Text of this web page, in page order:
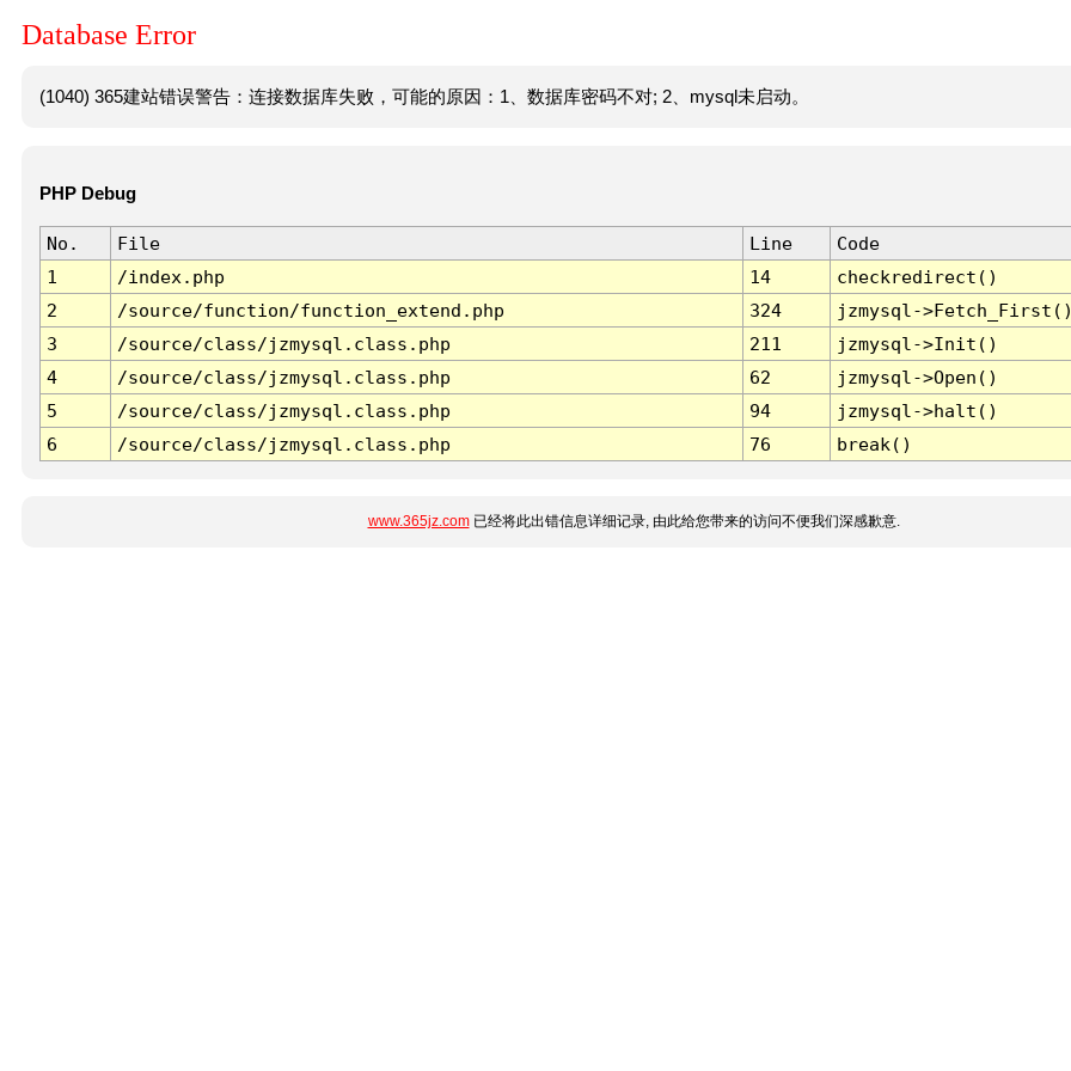
Database Error
(1040) 365建站错误警告：连接数据库失败，可能的原因：1、数据库密码不对; 2、mysql未启动。
PHP Debug
No. File Line
Code
1
/index.php 14
checkredirect()
2
/source/function/function_extend.php 324
jzmysql-
3
/source/class/jzmysql.class.php 211
jzmysql->Init()
4
/source/class/jzmysql.class.php 62
jzmysql->Open()
5
/source/class/jzmysql.class.php 94
jzmysql->halt()
6
/source/class/jzmysql.class.php 76 break()
www.365jz.com已经将此出错信息详细记录, 由此给您带来的访问不便我们深感歉意.